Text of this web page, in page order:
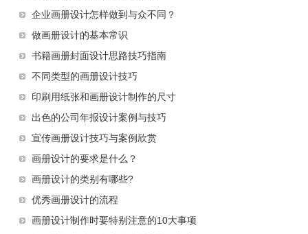
企业画册设计怎样做到与众不同？
做画册设计的基本常识
书籍画册封面设计思路技巧指南
不同类型的画册设计技巧
印刷用纸张和画册设计制作的尺寸
出色的公司年报设计案例与技巧
宣传画册设计技巧与案例欣赏
画册设计的要求是什么？
画册设计的类别有哪些?
优秀画册设计的流程
画册设计制作时要特别注意的10大事项